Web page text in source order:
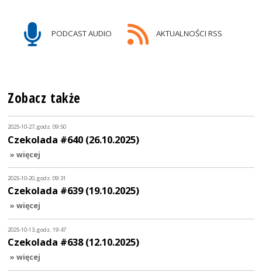
PODCAST AUDIO AKTUALNOŚCI RSS
Zobacz także
2025-10-27, godz. 09:50
Czekolada #640 (26.10.2025)
» więcej
2025-10-20, godz. 09:31
Czekolada #639 (19.10.2025)
» więcej
2025-10-13, godz. 19:47
Czekolada #638 (12.10.2025)
» więcej